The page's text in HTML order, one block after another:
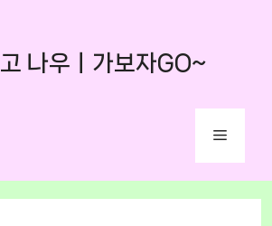
고 나우ㅣ가보자GO~
Menu